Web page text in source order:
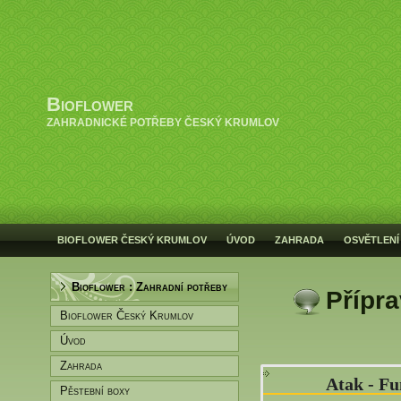
Bioflower
ZAHRADNICKÉ POTŘEBY ČESKÝ KRUMLOV
BIOFLOWER ČESKÝ KRUMLOV ÚVOD ZAHRADA OSVĚTLENÍ
Bioflower : Zahradní potřeby
Bioflower Český Krumlov
Úvod
Zahrada
Pěstební boxy
Atak -